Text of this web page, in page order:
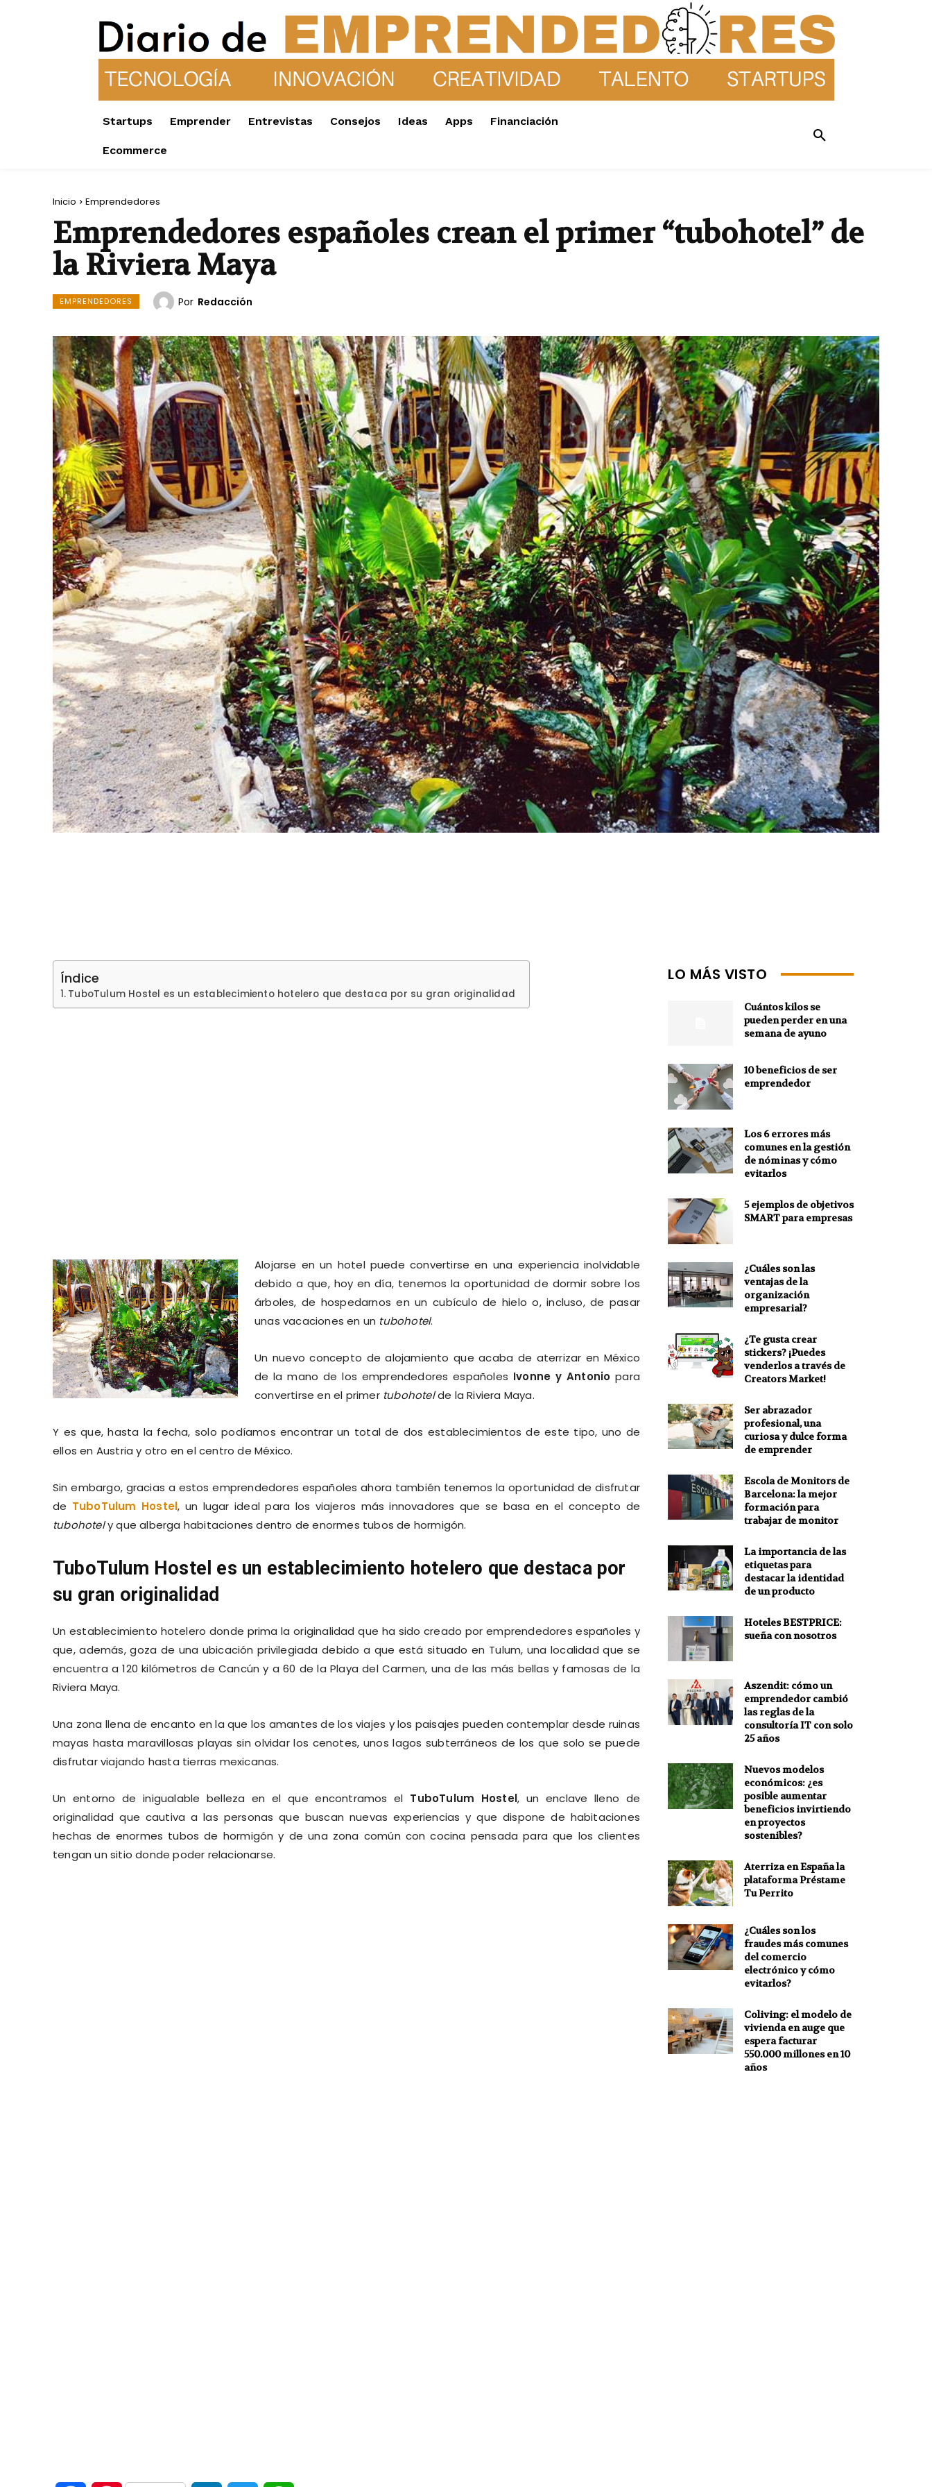
Startups Emprender Entrevistas Consejos Ideas Apps Financiación
Ecommerce
Inicio Emprendedores
Emprendedores españoles crean el primer “tubohotel” de
la Riviera Maya
EMPRENDEDORES Por Redacción
Índice
TuboTulum Hostel es un establecimiento hotelero que destaca por su gran originalidad
Alojarse en un hotel puede convertirse en una experiencia inolvidable
debido a que, hoy en día, tenemos la oportunidad de dormir sobre los
árboles, de hospedarnos en un cubículo de hielo o, incluso, de pasar
unas vacaciones en un tubohotel.
Un nuevo concepto de alojamiento que acaba de aterrizar en México
de la mano de los emprendedores españoles Ivonne y Antonio para
convertirse en el primer tubohotelde la Riviera Maya.
Y es que, hasta la fecha, solo podíamos encontrar un total de dos establecimientos de este tipo, uno de
ellos en Austria y otro en el centro de México.
Sin embargo, gracias a estos emprendedores españoles ahora también tenemos la oportunidad de disfrutar
de TuboTulum Hostel, un lugar ideal para los viajeros más innovadores que se basa en el concepto de
tubohotely que alberga habitaciones dentro de enormes tubos de hormigón.
TuboTulum Hostel es un establecimiento hotelero que destaca por
su gran originalidad
Un establecimiento hotelero donde prima la originalidad que ha sido creado por emprendedores españoles y
que, además, goza de una ubicación privilegiada debido a que está situado en Tulum, una localidad que se
encuentra a 120 kilómetros de Cancún y a 60 de la Playa del Carmen, una de las más bellas y famosas de la
Riviera Maya.
Una zona llena de encanto en la que los amantes de los viajes y los paisajes pueden contemplar desde ruinas
mayas hasta maravillosas playas sin olvidar los cenotes, unos lagos subterráneos de los que solo se puede
disfrutar viajando hasta tierras mexicanas.
Un entorno de inigualable belleza en el que encontramos el TuboTulum Hostel, un enclave lleno de
originalidad que cautiva a las personas que buscan nuevas experiencias y que dispone de habitaciones
hechas de enormes tubos de hormigón y de una zona común con cocina pensada para que los clientes
tengan un sitio donde poder relacionarse.
LO MÁS VISTO
Cuántos kilos se
pueden perder en una
semana de ayuno
10 beneficios de ser
emprendedor
Los 6 errores más
comunes en la gestión
de nóminas y cómo
evitarlos
5 ejemplos de objetivos
SMART para empresas
¿Cuáles son las
ventajas de la
organización
empresarial?
¿Te gusta crear
stickers? ¡Puedes
venderlos a través de
Creators Market!
Ser abrazador
profesional, una
curiosa y dulce forma
de emprender
Escola de Monitors de
Barcelona: la mejor
formación para
trabajar de monitor
La importancia de las
etiquetas para
destacar la identidad
de un producto
Hoteles BESTPRICE:
sueña con nosotros
Aszendit: cómo un
emprendedor cambió
las reglas de la
consultoría IT con solo
25 años
Nuevos modelos
económicos: ¿es
posible aumentar
beneficios invirtiendo
en proyectos
sostenibles?
Aterriza en España la
plataforma Préstame
Tu Perrito
¿Cuáles son los
fraudes más comunes
del comercio
electrónico y cómo
evitarlos?
Coliving: el modelo de
vivienda en auge que
espera facturar
550.000 millones en 10
años